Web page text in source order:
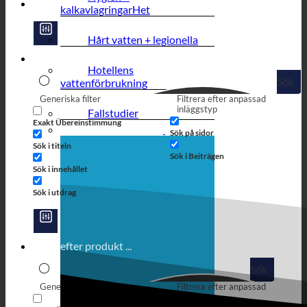
Sök
Generiska filter
Exakt Übereinstimmung
Sök i titeln
Sök i innehållet
Sök i utdrag
Filtrera efter anpassad
inläggstyp
Sök på sidor
Sök i Beiträgen
Sök
Generiska filter
Filtrera efter anpassad
inläggstyp
kalkavlagringar
Hårt vatten + legionella
Hotellens
vattenförbrukning
Fallstudier